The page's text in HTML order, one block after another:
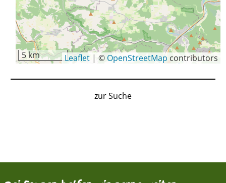
5 km Leaflet | © OpenStreetMap contributors
zur Suche